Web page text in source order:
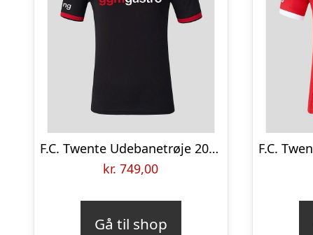
F.C. Twente Udebanetrøje 2026/27
kr. 749,00
Gå til shop